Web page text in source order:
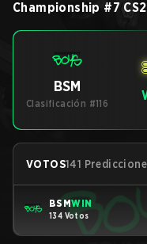
Championship #7 CS2
BSM
Clasificación #116
VOTOS141
BSMWIN
134 Votos